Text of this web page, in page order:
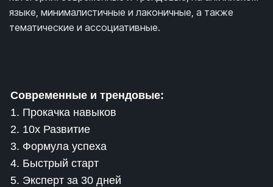
языке, минималистичные и лаконичные, а также
тематические и ассоциативные.
Современные и трендовые:
1. Прокачка навыков
2. 10x Развитие
3. Формула успеха
4. Быстрый старт
5. Эксперт за 30 дней